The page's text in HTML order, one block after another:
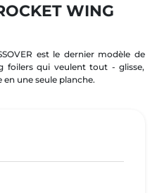
WING
est le dernier modèle de
foilers qui veulent tout - glisse,
une seule planche.